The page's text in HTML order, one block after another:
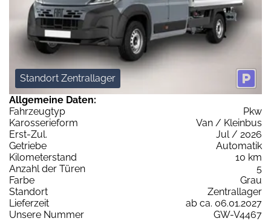
Standort Zentrallager
Allgemeine Daten:
Fahrzeugtyp
Pkw
Karosserieform
Van / Kleinbus
Erst-Zul.
Jul / 2026
Getriebe
Automatik
Kilometerstand
10 km
Anzahl der Türen
5
Farbe
Grau
Standort
Zentrallager
Lieferzeit
ab ca. 06.01.2027
Unsere Nummer
GW-V4467